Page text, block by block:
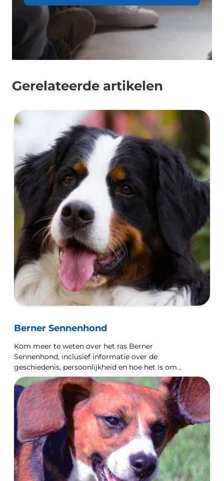
Gerelateerde artikelen
Berner Sennenhond
Kom meer te weten over het ras Berner
Sennenhond, inclusief informatie over de
geschiedenis, persoonlijkheid en hoe het is om
met een Berner Sennenhond samen te leven.